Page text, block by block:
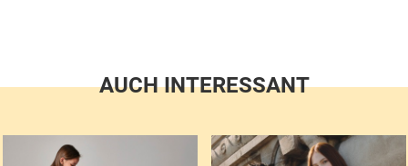
AUCH INTERESSANT